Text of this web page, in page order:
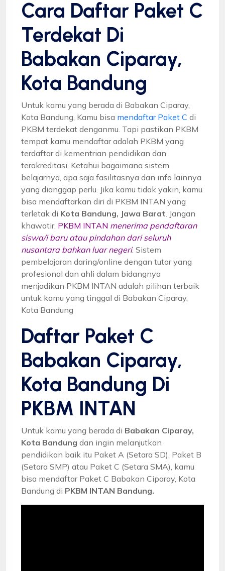
Cara Daftar Paket C
Terdekat Di
Babakan Ciparay,
Kota Bandung
Untuk kamu yang berada di Babakan Ciparay,
Kota Bandung, Kamu bisa mendaftar Paket C di
PKBM terdekat denganmu. Tapi pastikan PKBM
tempat kamu mendaftar adalah PKBM yang
terdaftar di kementrian pendidikan dan
terakreditasi. Ketahui bagaimana sistem
belajarnya, apa saja fasilitasnya dan info lainnya
yang dianggap perlu. Jika kamu tidak yakin, kamu
bisa mendaftarkan diri di PKBM INTAN yang
terletak di Kota Bandung, Jawa Barat . Jangan
khawatir, PKBM INTAN menerima pendaftaran
siswa/i baru atau pindahan dari seluruh
nusantara bahkan luar negeri. Sistem
pembelajaran daring/online dengan tutor yang
profesional dan ahli dalam bidangnya
menjadikan PKBM INTAN adalah pilihan terbaik
untuk kamu yang tinggal di Babakan Ciparay,
Kota Bandung
Daftar Paket C
Babakan Ciparay,
Kota Bandung Di
PKBM INTAN
Untuk kamu yang berada di Babakan Ciparay,
Kota Bandung dan ingin melanjutkan
pendidikan baik itu Paket A (Setara SD), Paket B
(Setara SMP) atau Paket C (Setara SMA), kamu
bisa mendaftar Paket C Babakan Ciparay, Kota
Bandung di PKBM INTAN Bandung.